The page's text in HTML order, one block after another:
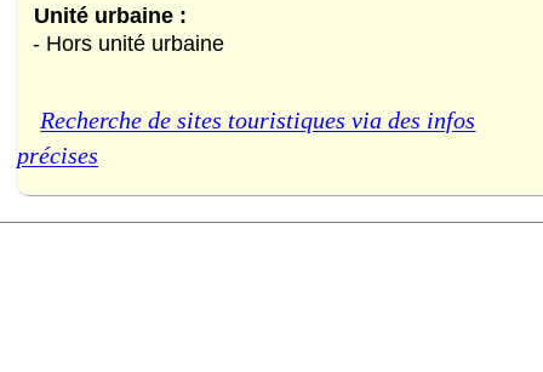
Unité urbaine :
- Hors unité urbaine
Recherche de sites touristiques via des infos
précises